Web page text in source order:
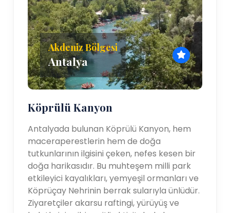
Akdeniz Bölgesi
Antalya
Köprülü Kanyon
Antalyada bulunan Köprülü Kanyon, hem
maceraperestlerin hem de doğa
tutkunlarının ilgisini çeken, nefes kesen bir
doğa harikasıdır. Bu muhteşem milli park
etkileyici kayalıkları, yemyeşil ormanları ve
Köprüçay Nehrinin berrak sularıyla ünlüdür.
Ziyaretçiler akarsu raftingi, yürüyüş ve